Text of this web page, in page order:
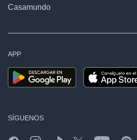
Casamundo
APP
SÍGUENOS